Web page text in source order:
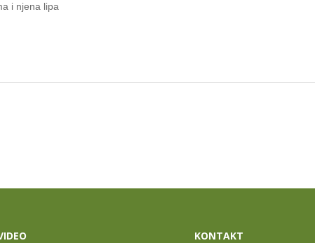
i njena lipa
KONTAKT